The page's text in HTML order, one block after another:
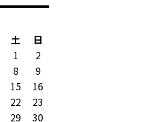
土
日
1
2
8
9
15
16
22
23
29
30